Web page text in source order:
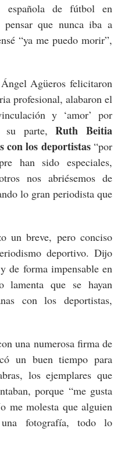
española de fútbol en
que nunca iba a
“ya me puedo morir”,
Agüeros felicitaron
profesional, alabaron el
y ‘amor’ por
su parte,Ruth Beitia
con los deportistas“por
han sido especiales,
nos abriésemos de
lo gran periodista que
un breve, pero conciso
deportivo. Dijo
de forma impensable en
lamenta que se hayan
con los deportistas,
una numerosa firma de
un buen tiempo para
los ejemplares que
porque “me gusta
me molesta que alguien
fotografía, todo lo